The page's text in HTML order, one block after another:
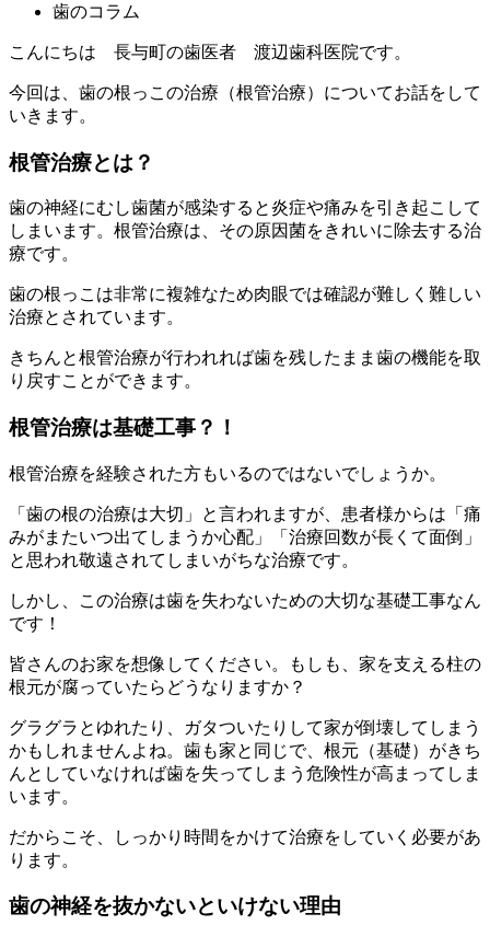
歯のコラム
こんにちは 長与町の歯医者 渡辺歯科医院です。
今回は、歯の根っこの治療（根管治療）についてお話をして
いきます。
根管治療とは？
歯の神経にむし歯菌が感染すると炎症や痛みを引き起こして
しまいます。根管治療は、その原因菌をきれいに除去する治
療です。
歯の根っこは非常に複雑なため肉眼では確認が難しく難しい
治療とされています。
きちんと根管治療が行われれば歯を残したまま歯の機能を取
り戻すことができます。
根管治療は基礎工事？！
根管治療を経験された方もいるのではないでしょうか。
「歯の根の治療は大切」と言われますが、患者様からは「痛
みがまたいつ出てしまうか心配」「治療回数が長くて面倒」
と思われ敬遠されてしまいがちな治療です。
しかし、この治療は歯を失わないための大切な基礎工事なん
です！
皆さんのお家を想像してください。もしも、家を支える柱の
根元が腐っていたらどうなりますか？
グラグラとゆれたり、ガタついたりして家が倒壊してしまう
かもしれませんよね。歯も家と同じで、根元（基礎）がきち
んとしていなければ歯を失ってしまう危険性が高まってしま
います。
だからこそ、しっかり時間をかけて治療をしていく必要があ
ります。
歯の神経を抜かないといけない理由